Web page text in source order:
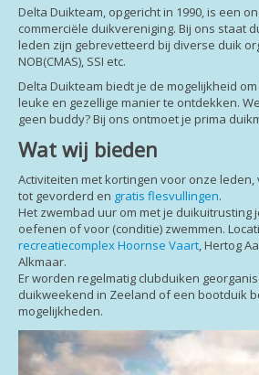
Delta Duikteam, opgericht in 1990, is een
commerciële duikvereniging. Bij ons staat
leden zijn gebrevetteerd bij diverse duik
NOB(CMAS), SSI etc.
Delta Duikteam biedt je de mogelijkheid
leuke en gezellige manier te ontdekken.
geen buddy? Bij ons ontmoet je prima
Wat wij bieden
Activiteiten met kortingen voor onze
tot gevorderd en gratis flesvullingen.
Het zwembad uur om met je duikuitrusting
oefenen of voor (conditie) zwemmen.
recreatiecomplex Hoornse Vaart, Hertog
Alkmaar.
Er worden regelmatig clubduiken
duikweekend in Zeeland of een bootduik
mogelijkheden.